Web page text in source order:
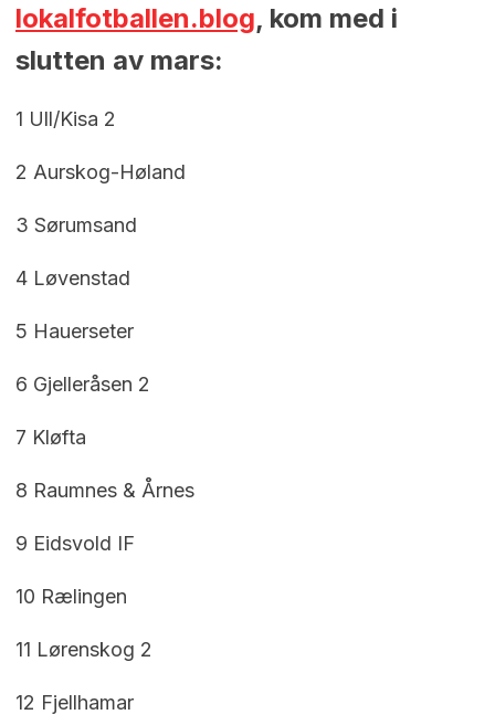
lokalfotballen.blog, kom med i
slutten av mars:
1 Ull/Kisa 2
2 Aurskog-Høland
3 Sørumsand
4 Løvenstad
5 Hauerseter
6 Gjelleråsen 2
7 Kløfta
8 Raumnes & Årnes
9 Eidsvold IF
10 Rælingen
11 Lørenskog 2
12 Fjellhamar